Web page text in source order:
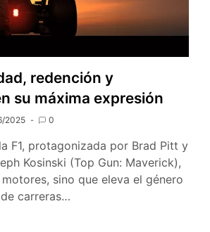
redención y
su máxima expresión
2025 0
F1, protagonizada por Brad Pitt y
Kosinski (Top Gun: Maverick),
sino que eleva el género
carreras…